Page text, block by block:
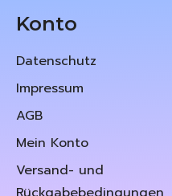
Konto
Datenschutz
Impressum
AGB
Mein Konto
Versand- und